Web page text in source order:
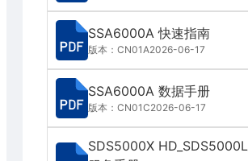
SSA6000A 快速指南
版本：CN01A2026-06-17
SSA6000A 数据手册
版本：CN01C2026-06-17
SDS5000X HD_SDS5000L_